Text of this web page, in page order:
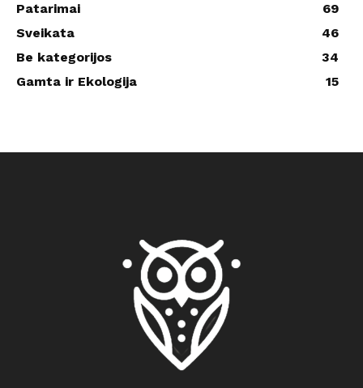
Patarimai
69
Sveikata
46
Be kategorijos
34
Gamta ir Ekologija
15